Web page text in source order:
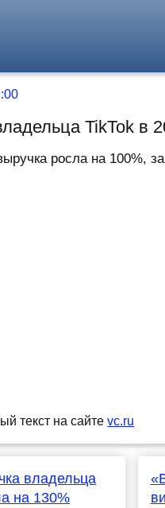
TikTok в
росла на 100%,
текст на сайтеvc.ru
владельца
на 130%